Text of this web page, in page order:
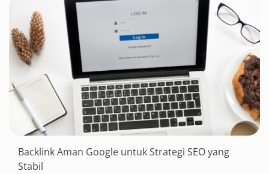
Backlink Aman Google untuk Strategi SEO yang
Stabil